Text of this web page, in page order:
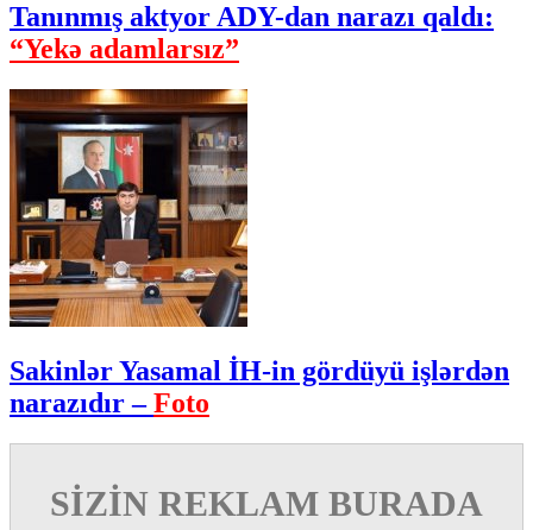
Tanınmış aktyor ADY-dan narazı qaldı:
“Yekə adamlarsız”
Sakinlər Yasamal İH-in gördüyü işlərdən
narazıdır –Foto
SİZİN REKLAM BURADA